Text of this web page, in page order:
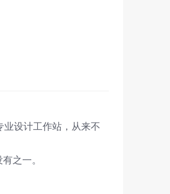
设计工作站，从来不
之一。